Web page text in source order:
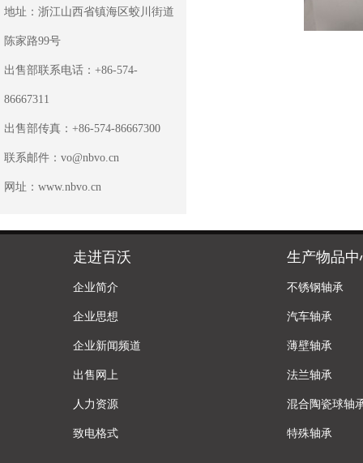
地址：浙江山西省镇海区蛟川街道
陈家路99号
出售部联系电话：+86-574-
86667311
出售部传真：+86-574-86667300
联系邮件： vo@nbvo.cn
网址： www.nbvo.cn
走进百沃
企业简介
企业思想
企业新闻频道
出售网上
人力资源
致电格式
生产物品中
不锈钢轴承
汽车轴承
薄壁轴承
法兰轴承
混合陶瓷球轴
特殊轴承